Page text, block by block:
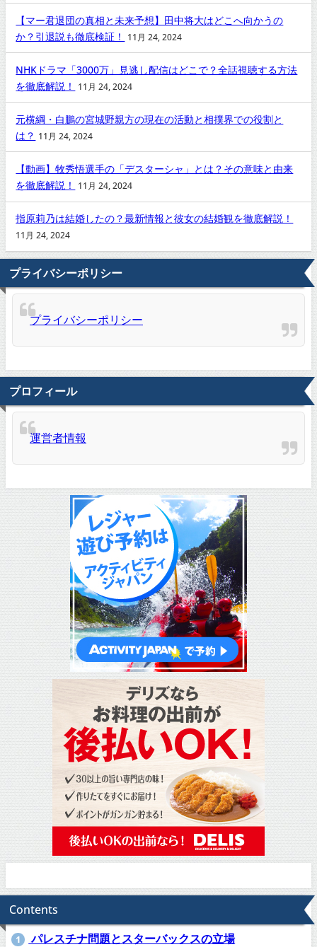
【マー君退団の真相と未来予想】田中将大はどこへ向かうの
か？引退説も徹底検証！
11月 24, 2024
NHKドラマ「3000万」見逃し配信はどこで？全話視聴する方法
を徹底解説！
11月 24, 2024
元横綱・白鵬の宮城野親方の現在の活動と相撲界での役割と
は？ 11月 24, 2024
【動画】牧秀悟選手の「デスターシャ」とは？その意味と由来
を徹底解説！
11月 24, 2024
指原莉乃は結婚したの？最新情報と彼女の結婚観を徹底解説！
11月 24, 2024
プライバシーポリシー
プライバシーポリシー
プロフィール
運営者情報
Contents
1 パレスチナ問題とスターバックスの立場